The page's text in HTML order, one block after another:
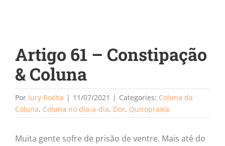
Artigo 61 – Constipação
& Coluna
Por Iury Rocha | 11/07/2021 | Categories: Coluna da
Coluna, Coluna no dia-a-dia, Dor, Quiropraxia
Muita gente sofre de prisão de ventre. Mais até do